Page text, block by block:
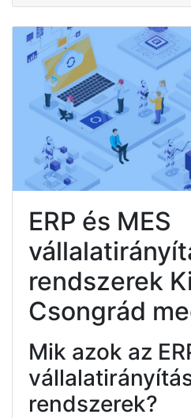
ERP és MES
rendszerek
Csongrád
Mik azok az
rendszerek?